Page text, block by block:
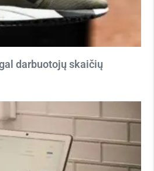
darbuotojų skaičių